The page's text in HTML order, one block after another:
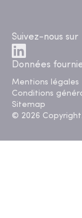
Suivez-nous sur
Données
Mentions légales
Conditions
Sitemap
© 2026